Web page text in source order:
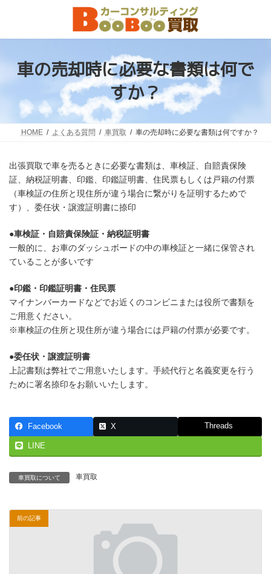
ン
ー
車の売却時に必要な書類は何で
すか？
HOME よくある質問 車買取 車の売却時に必要な書類は何ですか？
出張買取で車を売るときに必要な書類は、車検証、自賠責保険
証、納税証明書、印鑑、印鑑証明書、住民票もしくは戸籍の付票
（車検証の住所と現住所が違う場合に繋がりを証明するためで
す）、委任状・譲渡証明書に捺印
●車検証・自賠責保険証・納税証明書
一般的に、お車のダッシュボードの中の車検証と一緒に保管され
ていることが多いです
●印鑑・印鑑証明書・住民票
マイナンバーカードなどでお近くのコンビニまたは役所で書類を
ご用意ください。
※車検証の住所と現住所が違う場合には戸籍の付票が必要です。
●委任状・譲渡証明書
上記書類は弊社でご用意いたします。手続代行と名義変更を行う
ために署名捺印をお願いいたします。
Facebook X Threads
LINE
車買取について 車買取
前の記事